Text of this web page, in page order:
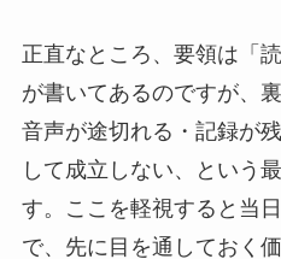
正直なところ、要領は「
が書いてあるのですが、
音声が途切れる・記録が
して成立しない、という
す。ここを軽視すると当
で、先に目を通しておく